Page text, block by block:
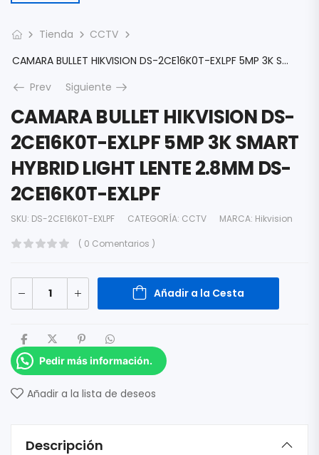
Tienda
CCTV
CAMARA BULLET HIKVISION DS-2CE16K0T-EXLPF 5MP 3K SMART HYBRID LIGHT LENTE 2.8MM DS-2CE16K0T-EXLPF
Prev
Siguiente
CAMARA BULLET HIKVISION DS-
2CE16K0T-EXLPF 5MP 3K SMART
HYBRID LIGHT LENTE 2.8MM DS-
2CE16K0T-EXLPF
SKU: DS-2CE16K0T-EXLPF CATEGORÍA: CCTV MARCA: Hikvision
( 0 Comentarios )
Añadir a la Cesta
Pedir más información.
Añadir a la lista de deseos
Descripción